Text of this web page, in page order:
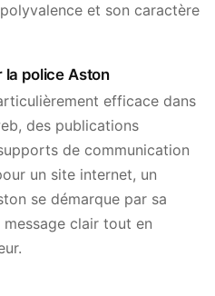
et son caractère
la police Aston
efficace dans
des publications
de communication
un site internet, un
se démarque par sa
clair tout en